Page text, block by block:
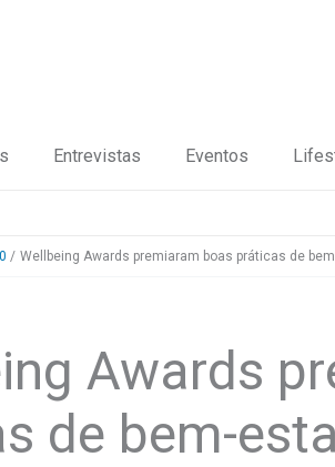
Entrevistas Eventos
Wellbeing Awards premiaram boas práticas de
Awards
de bem-